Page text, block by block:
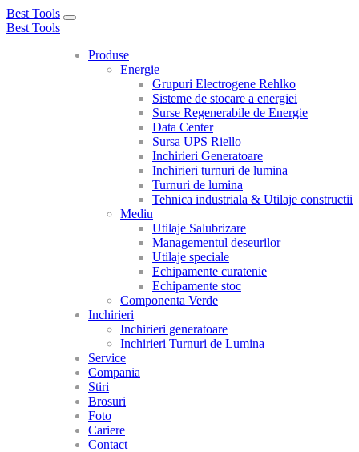
Best Tools
Toggle
Best Tools
Produse
Energie
Grupuri Electrogene Rehlko
Sisteme de stocare a energiei
Surse Regenerabile de Energie
Data Center
Sursa UPS Riello
Inchirieri Generatoare
Inchirieri turnuri de lumina
Turnuri de lumina
Tehnica industriala & Utilaje constructii
Mediu
Utilaje Salubrizare
Managementul deseurilor
Utilaje speciale
Echipamente curatenie
Echipamente stoc
Componenta Verde
Inchirieri
Inchirieri generatoare
Inchirieri Turnuri de Lumina
Service
Compania
Stiri
Brosuri
Foto
Cariere
Contact